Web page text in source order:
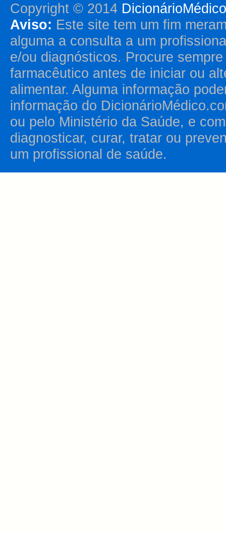
Copyright © 2014
Aviso: Este site tem um fim
alguma a consulta a um
e/ou diagnósticos. Procure
farmacêutico antes de iniciar ou
alimentar. Alguma informação
informação do
ou pelo Ministério da Saúde, e
diagnosticar, curar, tratar ou
um profissional de saúde.